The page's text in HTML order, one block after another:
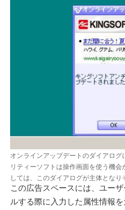
オンラインアップデートのダイアログ
リティーソフトは操作画面を使う機
しては、このダイアログが主体となり
この広告スペースには、ユー
ルする際に入力した属性情報